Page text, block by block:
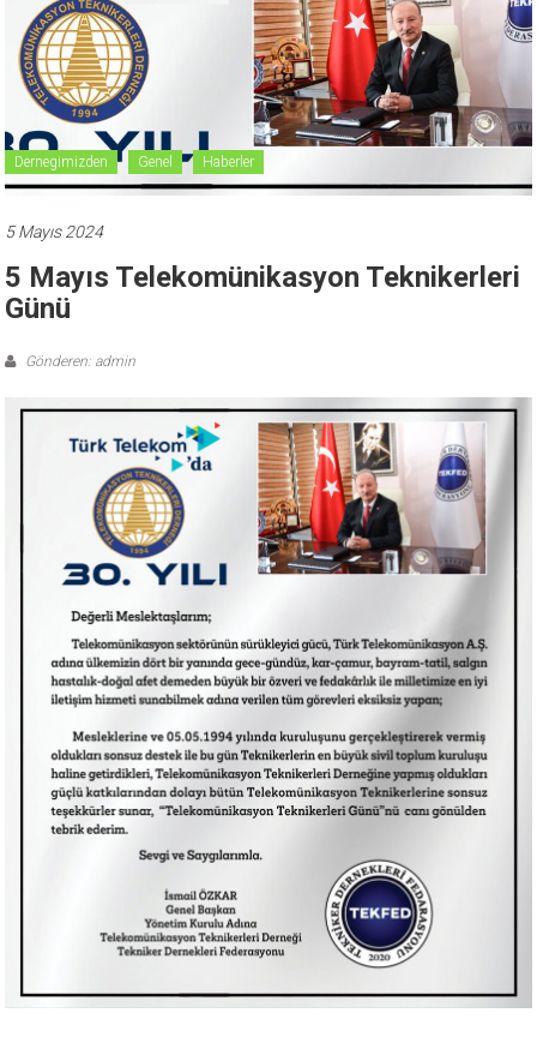
Dernegimizden Genel Haberler
5 Mayıs 2024
5 Mayıs Telekomünikasyon Teknikerleri
Günü
Gönderen: admin